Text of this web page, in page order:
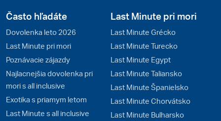
Často hľadáte
Dovolenka leto 2026
Last Minute pri mori
Poznávacie zájazdy
Najlacnejšia dovolenka pri
mori s all inclusive
Exotika s priamym letom
Last Minute s all inclusive
Last Minute pri mori
Last Minute Grécko
Last Minute Turecko
Last Minute Egypt
Last Minute Taliansko
Last Minute Španielsko
Last Minute Chorvátsko
Last Minute Bulharsko